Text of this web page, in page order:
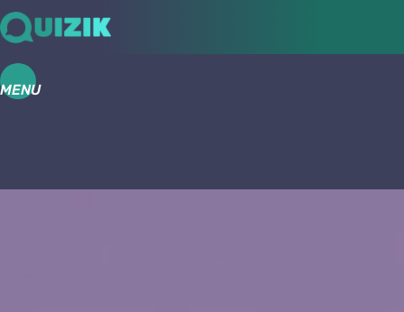
MENU